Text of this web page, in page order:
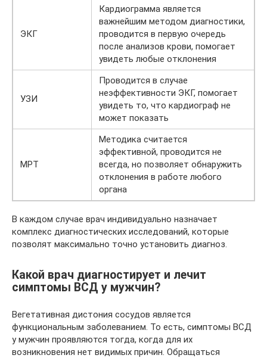
ЭКГ
Кардиограмма является
важнейшим методом диагностики,
проводится в первую очередь
после анализов крови, помогает
увидеть любые отклонения
УЗИ
Проводится в случае
неэффективности ЭКГ, помогает
увидеть то, что кардиограф не
может показать
МРТ
Методика считается
эффективной, проводится не
всегда, но позволяет обнаружить
отклонения в работе любого
органа
В каждом случае врач индивидуально назначает
комплекс диагностических исследований, которые
позволят максимально точно установить диагноз.
Какой врач диагностирует и лечит
симптомы ВСД у мужчин?
Вегетативная дистония сосудов является
функциональным заболеванием. То есть, симптомы ВСД
у мужчин проявляются тогда, когда для их
возникновения нет видимых причин. Обращаться